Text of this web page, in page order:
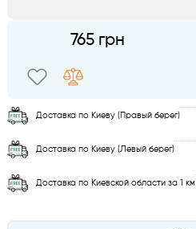
765 грн
Доставка по Киеву (Правый берег)
Доставка по Киеву (Левый берег)
Доставка по Киевской области за 1 км